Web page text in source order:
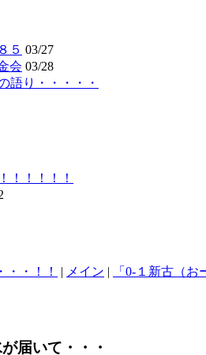
５ 03/27
会 03/28
語り・・・・・
！！！！！
・・！！ | メイン | 「0-１新古（
届いて・・・